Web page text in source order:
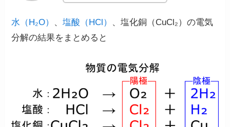
水（H₂O） 、塩酸（HCl） 、塩化銅（CuCl₂）の電気
分解の結果をまとめると